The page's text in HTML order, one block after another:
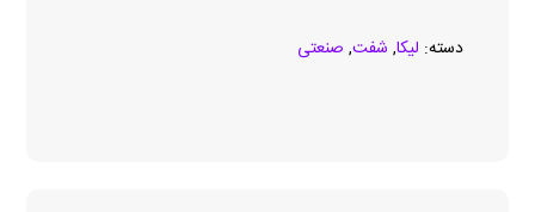
دسته: لیکا, شفت, صنعتی